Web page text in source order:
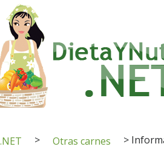
> Otras carnes >